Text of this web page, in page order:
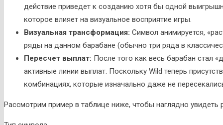
действие приведет к созданию хотя бы одной
которое влияет на визуальное восприятие игры.
Визуальная трансформация: Символ анимируется,
ряды на данном барабане (обычно три ряда в
Пересчет выплат: После того как весь барабан стал
активные линии выплат. Поскольку Wild теперь
комбинациях, которые изначально даже не
Рассмотрим пример в таблице ниже, чтобы наглядно увидеть